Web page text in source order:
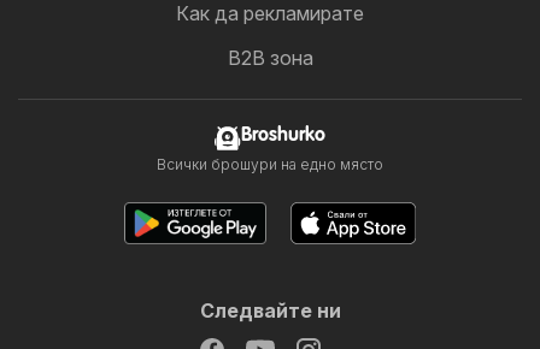
Как да рекламирате
B2B зона
Broshurko
Всички брошури на едно място
Следвайте ни